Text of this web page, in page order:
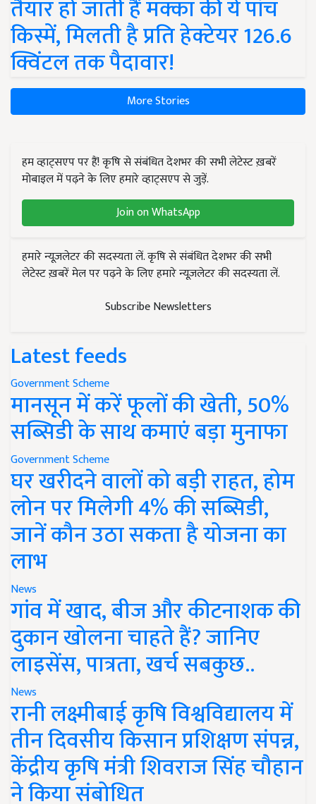
तैयार हो जाती हैं मक्का की ये पांच
किस्में, मिलती है प्रति हेक्टेयर 126.6
क्विंटल तक पैदावार!
More Stories
हम व्हाट्सएप पर हैं! कृषि से संबंधित देशभर की सभी लेटेस्ट ख़बरें
मोबाइल में पढ़ने के लिए हमारे व्हाट्सएप से जुड़ें.
Join on WhatsApp
हमारे न्यूज़लेटर की सदस्यता लें. कृषि से संबंधित देशभर की सभी
लेटेस्ट ख़बरें मेल पर पढ़ने के लिए हमारे न्यूज़लेटर की सदस्यता लें.
Subscribe Newsletters
Latest feeds
Government Scheme
मानसून में करें फूलों की खेती, 50%
सब्सिडी के साथ कमाएं बड़ा मुनाफा
Government Scheme
घर खरीदने वालों को बड़ी राहत, होम
लोन पर मिलेगी 4% की सब्सिडी,
जानें कौन उठा सकता है योजना का
लाभ
News
गांव में खाद, बीज और कीटनाशक की
दुकान खोलना चाहते हैं? जानिए
लाइसेंस, पात्रता, खर्च सबकुछ..
News
रानी लक्ष्मीबाई कृषि विश्वविद्यालय में
तीन दिवसीय किसान प्रशिक्षण संपन्न,
केंद्रीय कृषि मंत्री शिवराज सिंह चौहान
ने किया संबोधित